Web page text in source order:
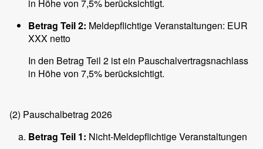
in Höhe von 7,5% berücksichtigt.
Betrag Teil 2: Meldepflichtige Veranstaltungen: EUR
XXX netto
In den Betrag Teil 2 ist ein Pauschalvertragsnachlass
in Höhe von 7,5% berücksichtigt.
(2) Pauschalbetrag 2026
Betrag Teil 1: Nicht-Meldepflichtige Veranstaltungen